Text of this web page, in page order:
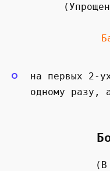
на первых 2-
одному разу,
(В